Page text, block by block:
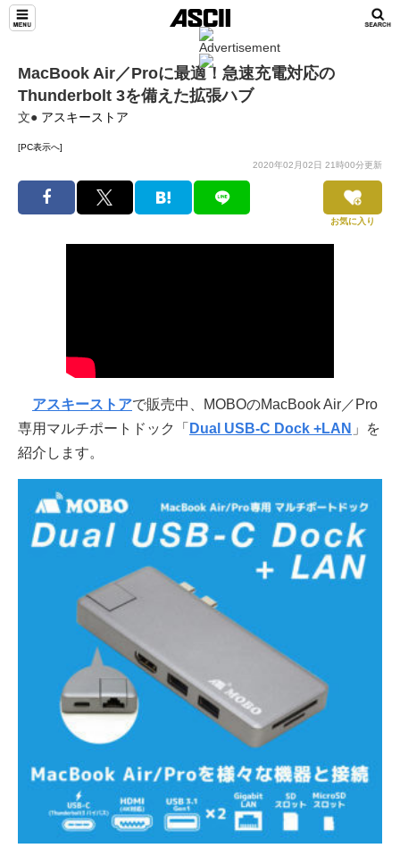
MacBook Air／Proに最適！急速充電対応の
Thunderbolt 3を備えた拡張ハブ
文● アスキーストア
[PC表示へ]
2020年02月02日 21時00分更新
お気に入り
アスキーストアで販売中、MOBOのMacBook Air／Pro
専用マルチポートドック「 Dual USB-C Dock +LAN 」を
紹介します。